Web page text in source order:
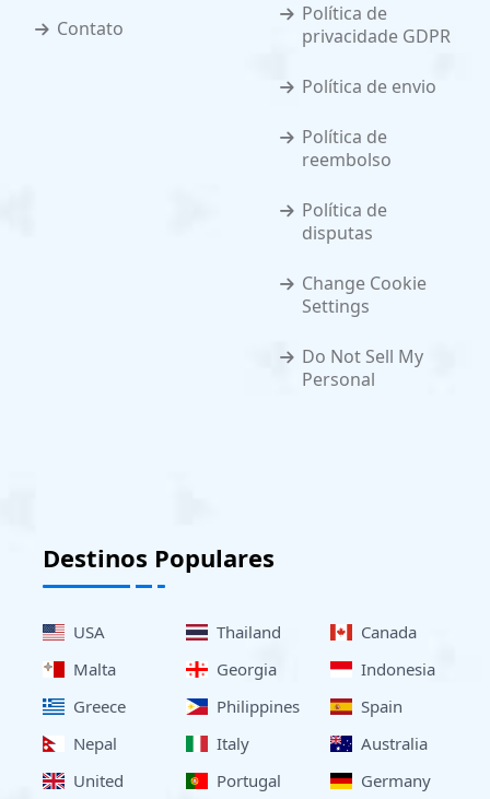
Contato
Política de
privacidade GDPR
Política de envio
Política de
reembolso
Política de
disputas
Change Cookie
Settings
Do Not Sell My
Personal
Destinos Populares
USA Thailand
Canada
Malta
Georgia
Indonesia
Greece
Philippines
Spain
Nepal
Italy
Australia
United
Portugal Germany